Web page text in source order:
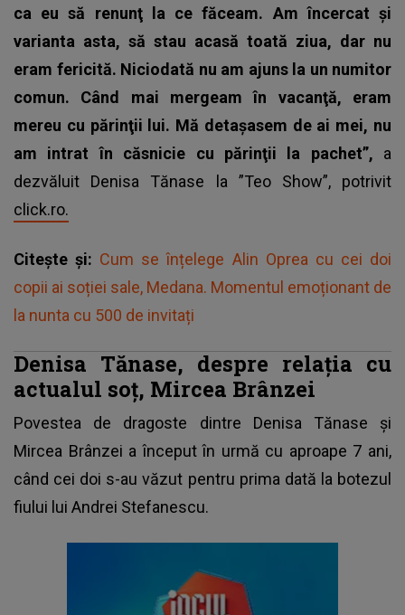
ca eu să renunţ la ce făceam. Am încercat şi
varianta asta, să stau acasă toată ziua, dar nu
eram fericită. Niciodată nu am ajuns la un numitor
comun. Când mai mergeam în vacanţă, eram
mereu cu părinţii lui. Mă detaşasem de ai mei, nu
am intrat în căsnicie cu părinţii la pachet”, a
dezvăluit Denisa Tănase la ”Teo Show”, potrivit
click.ro.
Citește și: Cum se înțelege Alin Oprea cu cei doi
copii ai soției sale, Medana. Momentul emoționant de
la nunta cu 500 de invitați
Denisa Tănase, despre relația cu
actualul soț, Mircea Brânzei
Povestea de dragoste dintre Denisa Tănase și
Mircea Brânzei a început în urmă cu aproape 7 ani,
când cei doi s-au văzut pentru prima dată la botezul
fiului lui Andrei Stefanescu.